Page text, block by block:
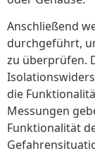
Anschließend
durchgeführt,
zu überprüfen.
die
Messungen
Funktionalität